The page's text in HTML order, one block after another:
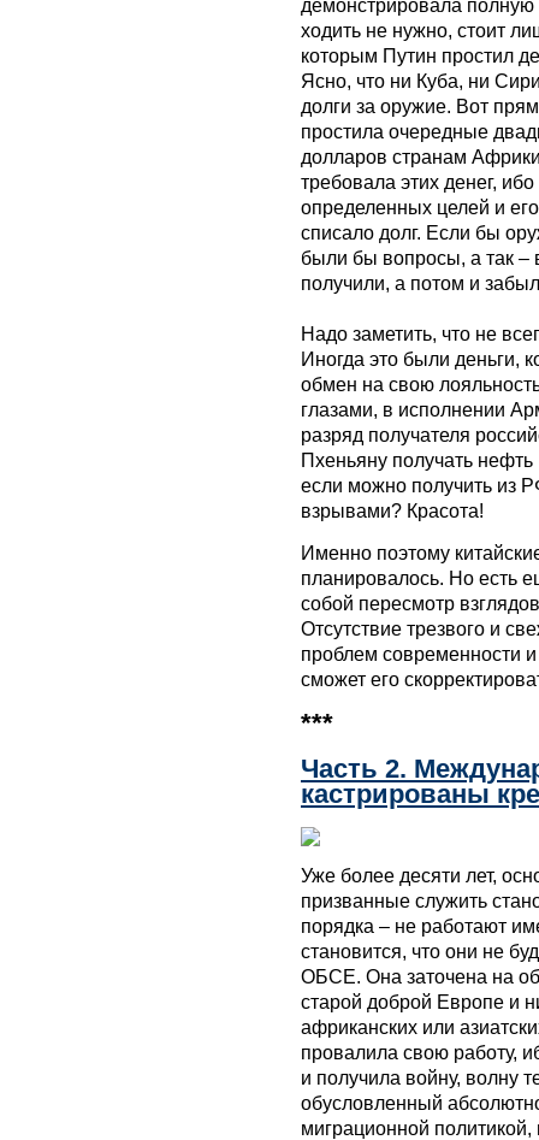
демонстрировала
ходить не нужно, стоит
которым Путин простил
Ясно, что ни Куба, ни
долги за оружие. Вот
простила очередные
долларов странам
требовала этих денег,
определенных целей и
списало долг. Если бы
были бы вопросы, а так –
получили, а потом и
Надо заметить, что не
Иногда это были деньги,
обмен на свою
глазами, в исполнении
разряд получателя
Пхеньяну получать нефть
если можно получить из
взрывами? Красота!
Именно поэтому
планировалось. Но есть
собой пересмотр
Отсутствие трезвого и
проблем современности и
сможет его
***
Часть 2.
кастрированы
Уже более десяти лет,
призванные служить
порядка – не работают
становится, что они не
ОБСЕ. Она заточена на
старой доброй Европе и
африканских или
провалила свою работу,
и получила войну, волну
обусловленный
миграционной